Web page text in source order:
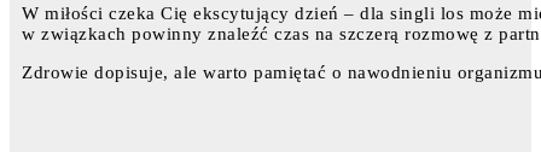
W miłości czeka Cię ekscytujący dzień – dla singli los może
w związkach powinny znaleźć czas na szczerą rozmowę z
Zdrowie dopisuje, ale warto pamiętać o nawodnieniu